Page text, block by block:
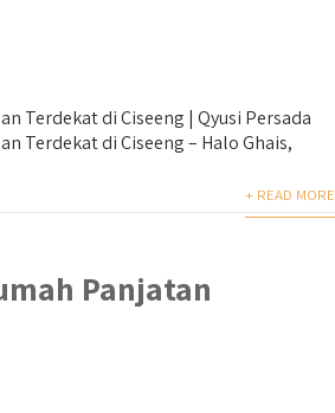
Terdekat di Ciseeng | Qyusi Persada
Terdekat di Ciseeng – Halo Ghais,
+ READ MORE
Panjatan